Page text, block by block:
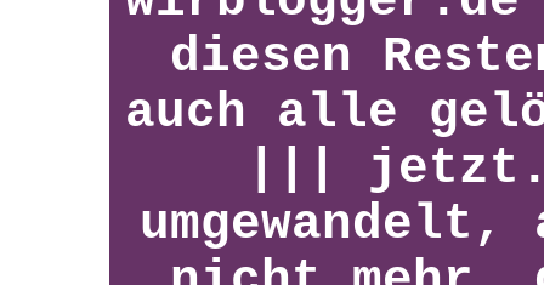
diesen
auch alle
|||